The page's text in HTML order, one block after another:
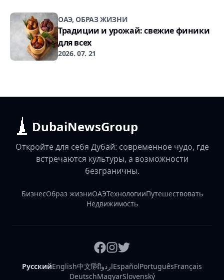
ОАЭ, ОБРАЗ ЖИЗНИ
Традиции и урожай: свежие финики
для всех
2026. 07. 21
DubaiNewsGroup
Откройте для себя Дубай: современное чудо, где
встречаются культуры, а возможности
безграничны.
БизнесОбраз жизниОАЭТехнологииПутешествовать
Недвижимость
РусскийEnglish中文हिंदीاردوEspañolPortuguêsFrançais
DeutschMagyarSlovenský